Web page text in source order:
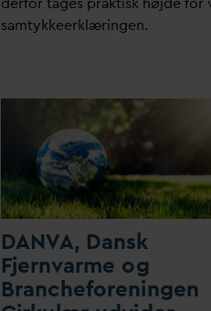
samtykkeerklæringen.
DANVA, Dansk
Fjernvarme og
Brancheforeningen